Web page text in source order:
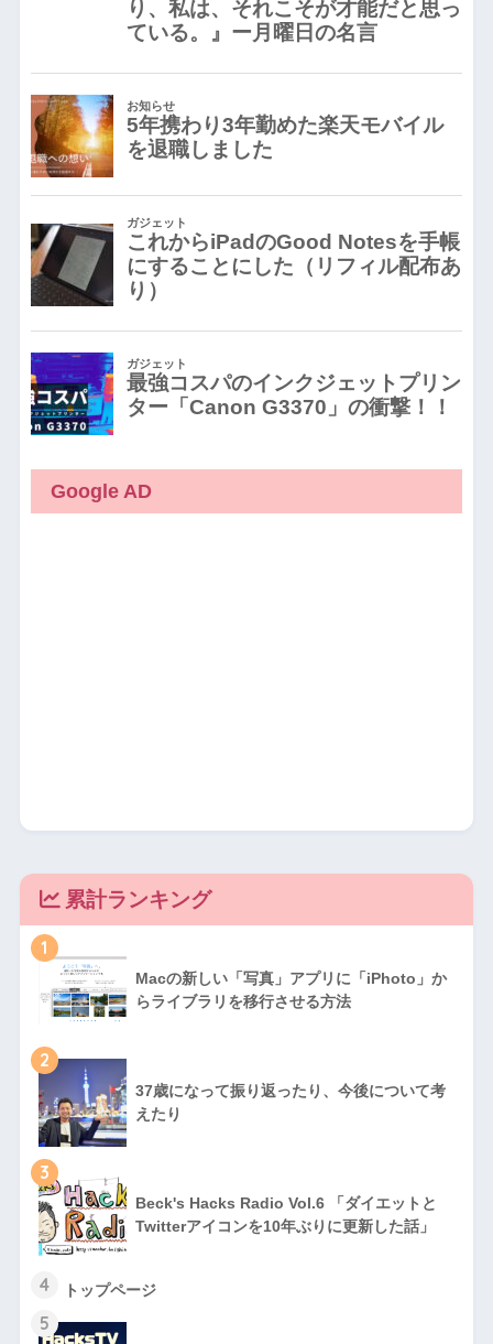
Google AD
累計ランキング
1
Macの新しい「写真」アプリに「iPhoto」か
らライブラリを移行させる方法
2
37歳になって振り返ったり、今後について考
えたり
3
Beck's Hacks Radio Vol.6 「ダイエットと
Twitterアイコンを10年ぶりに更新した話」
4 トップページ
5